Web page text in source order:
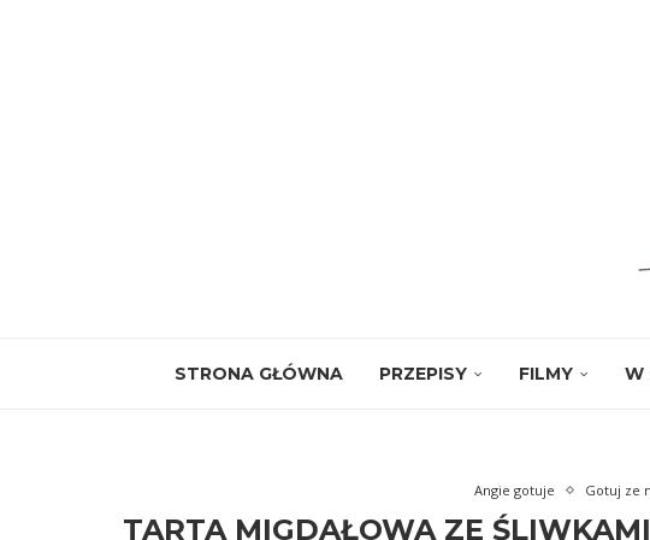
STRONA GŁÓWNA PRZEPISY FILMY W
Angie gotuje Gotuj ze
TARTA MIGDAŁOWA ZE